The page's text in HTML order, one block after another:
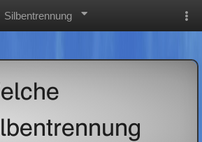
Silbentrennung